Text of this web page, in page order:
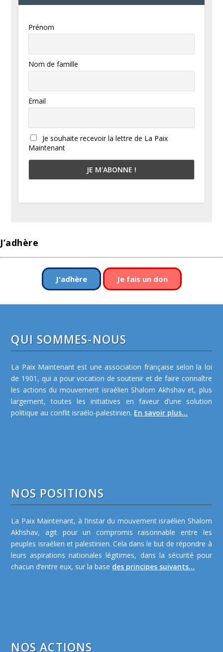
Prénom
Nom de famille
Email
Je souhaite recevoir la lettre de La Paix
Maintenant
J’adhère
J'adhère Je fais un don
QUI SOMMES-NOUS
La Paix Maintenant est une association française selon la loi
de 1901, qui a pour vocation de soutenir et de faire connaître
les actions du mouvement israélien Shalom Akhshav et, plus
largement, toutes les initiatives en faveur d’une solution
politique au conflit israélo-palestinien. En savoir plus...
NOS POSITIONS
La Paix Maintenant, à l’instar du mouvement israélien Shalom
Akhshav, agit pour un compromis raisonnable entre les
peuples israélien et palestinien. Cela dans le but de répondre à
leurs aspirations nationales légitimes, dans la sécurité pour
chacun d’entre eux, sur la base des principes suivants...
NOS ACTIONS